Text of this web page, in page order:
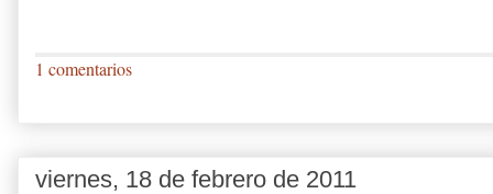
1 comentarios
viernes, 18 de febrero de 2011